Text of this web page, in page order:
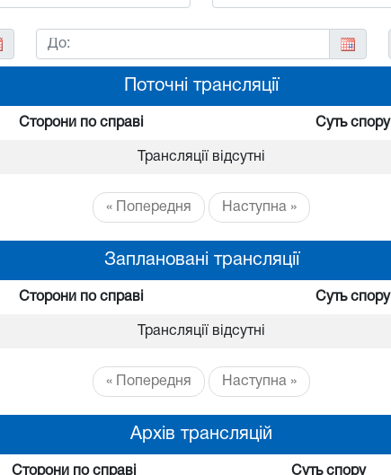
Поточні трансляції
Сторони по справі Суть спору
Трансляції відсутні
« Попередня Наступна »
Заплановані трансляції
Сторони по справі Суть спору
Трансляції відсутні
« Попередня Наступна »
Архів трансляцій
Сторони по справі Суть спору